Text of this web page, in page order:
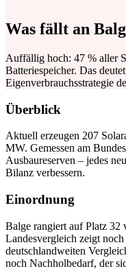
Was fällt an
Auffällig hoch: 47 % aller
Batteriespeicher. Das
Eigenverbrauchsstrategie
Überblick
Aktuell erzeugen 207
MW. Gemessen am
Ausbaureserven – jedes
Bilanz verbessern.
Einordnung
Balge rangiert auf Platz 32
Landesvergleich zeigt
deutschlandweiten
noch Nachholbedarf, der